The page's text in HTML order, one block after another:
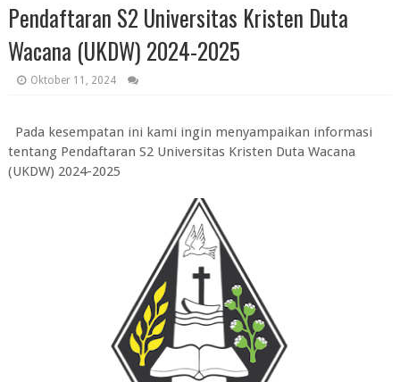
Pendaftaran S2 Universitas Kristen Duta
Wacana (UKDW) 2024-2025
Oktober 11, 2024
Pada kesempatan ini kami ingin menyampaikan informasi
tentang Pendaftaran S2 Universitas Kristen Duta Wacana
(UKDW) 2024-2025